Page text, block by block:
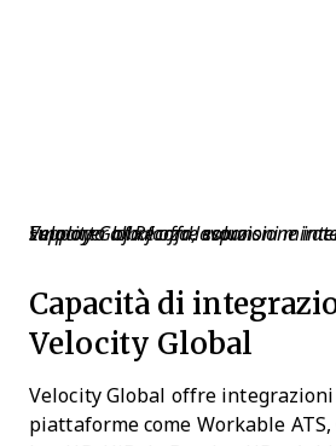
Velocity Global offre soluzioni mirate come servizi Employer of Record, espansione internazionale e supporto alla forza lavoro​.
Capacità di
Velocity Global
Velocity Global offre
piattaforme come Workable ATS,